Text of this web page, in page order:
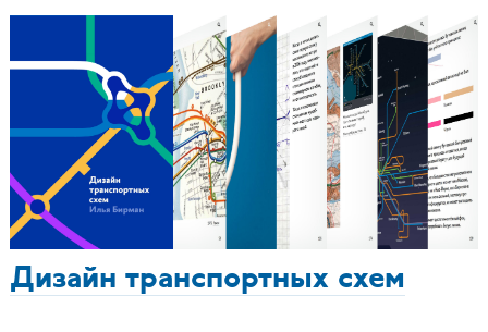
Дизайн транспортных схем